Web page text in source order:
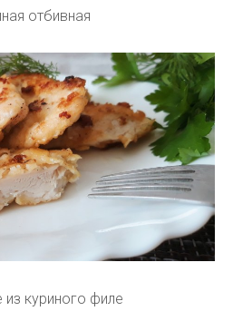
отбивная
из куриного филе